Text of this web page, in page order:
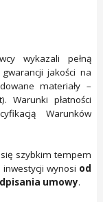
wykazali pełną
jakości na
materiały –
Warunki płatności
Warunków
szybkim tempem
inwestycji wynosi od
umowy.